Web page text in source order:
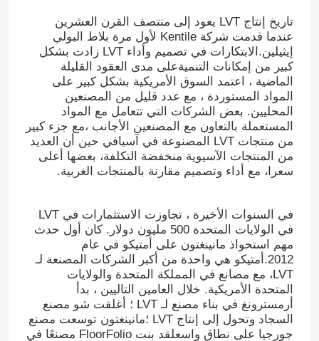
تاريخ إنتاج LVT يعود إلى منتصف القرن العشرين
عندما قدمت شركة Kentile لأول مرة بلاط البولي
إيثيلين.الابتكارات في تصميم وأداء LVT زادت بشكل
كبير من إمكانات التنميةعلى مدى العقود القليلة
الماضية ، اعتمد السوق الأمريكية بشكل كبير على
المواد المستوردة ، مع عدد قليل من المصنعين
المحليين. بعض الشركات التي تتعامل مع المواد
المستعملة بالتعاون مع المصنعين الأجانب ،مع جزء كبير
من منتجات LVT المصنوعة في آسيافي حين أن العديد
من المنتجات الآسيوية منخفضة التكلفة، بعضها أعلى
سعرا، مع أداء وتصميم مقارنة بالمنتجات الغربية.
في السنوات الأخيرة ، تجاوزت الاستثمارات في LVT
في الولايات المتحدة 500 مليون دولار. كان أول حدث
مهم استحواذ مانينغتون على أمتيكو في عام
2012.أمتيكو هي واحدة من أكبر الشركات المصنعة لـ
LVT، مع مصانع في المملكة المتحدة والولايات
المتحدة الأمريكية. خلال العامين التاليين ، بدأ
أرمسترونغ في بناء مصنع لـ LVT ؛ أغلقت شو مصنع
السجاد وتحول إلى إنتاج LVT ؛مانينغتون توسعت مصنع
جورجيا على نطاق واسعلقد بنت FloorFolio مصنعًا في